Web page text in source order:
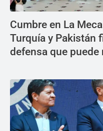
Cumbre en La
Turquía y Pakistán
defensa que puede